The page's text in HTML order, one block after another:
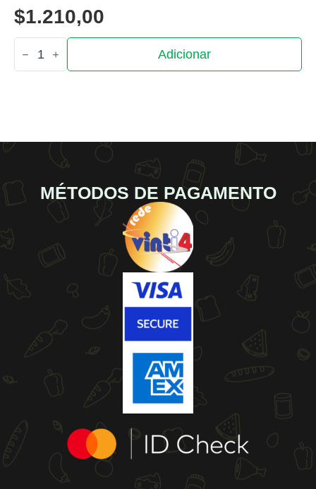
$1.210,00
Quantidade
de
Bacalhau
Adicionar
MÉTODOS DE PAGAMENTO